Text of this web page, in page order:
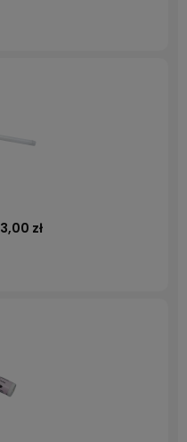
3,00 zł